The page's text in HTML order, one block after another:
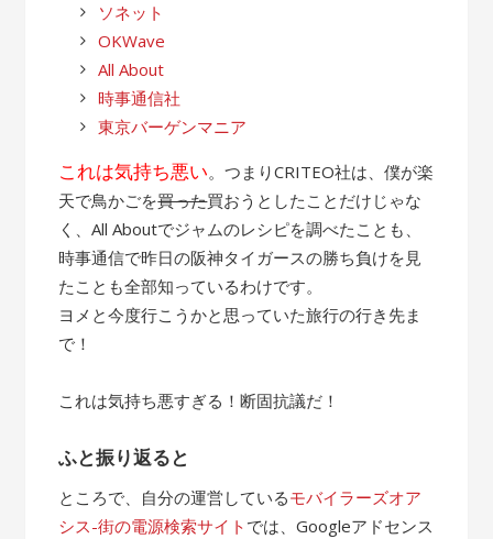
ソネット
OKWave
All About
時事通信社
東京バーゲンマニア
これは気持ち悪い。つまりCRITEO社は、僕が楽
天で鳥かごを買った買おうとしたことだけじゃな
く、All Aboutでジャムのレシピを調べたことも、
時事通信で昨日の阪神タイガースの勝ち負けを見
たことも全部知っているわけです。
ヨメと今度行こうかと思っていた旅行の行き先ま
で！
これは気持ち悪すぎる！断固抗議だ！
ふと振り返ると
ところで、自分の運営しているモバイラーズオア
シス-街の電源検索サイト では、Googleアドセンス